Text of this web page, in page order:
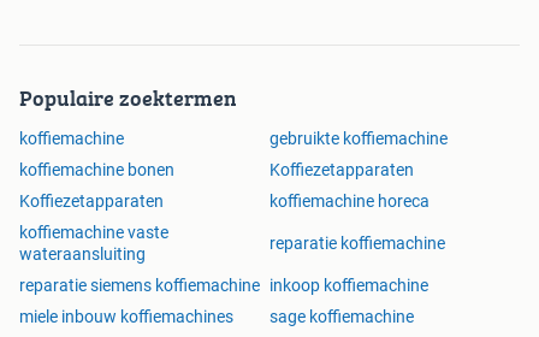
Populaire zoektermen
koffiemachine
gebruikte koffiemachine
koffiemachine bonen
Koffiezetapparaten
Koffiezetapparaten
koffiemachine horeca
koffiemachine vaste
wateraansluiting
reparatie koffiemachine
reparatie siemens koffiemachine inkoop koffiemachine
miele inbouw koffiemachines
sage koffiemachine